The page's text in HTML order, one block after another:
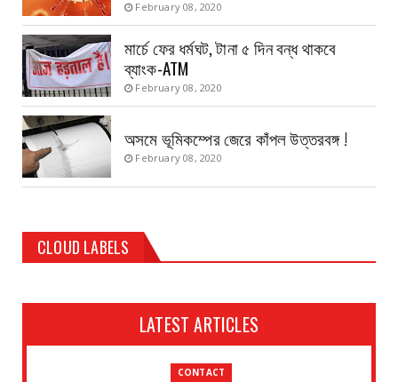
February 08, 2020
মার্চে ফের ধর্মঘট, টানা ৫ দিন বন্ধ থাকবে
ব্যাংক-ATM
February 08, 2020
অসমে ভূমিকম্পের জেরে কাঁপল উত্তরবঙ্গ !
February 08, 2020
CLOUD LABELS
LATEST ARTICLES
CONTACT